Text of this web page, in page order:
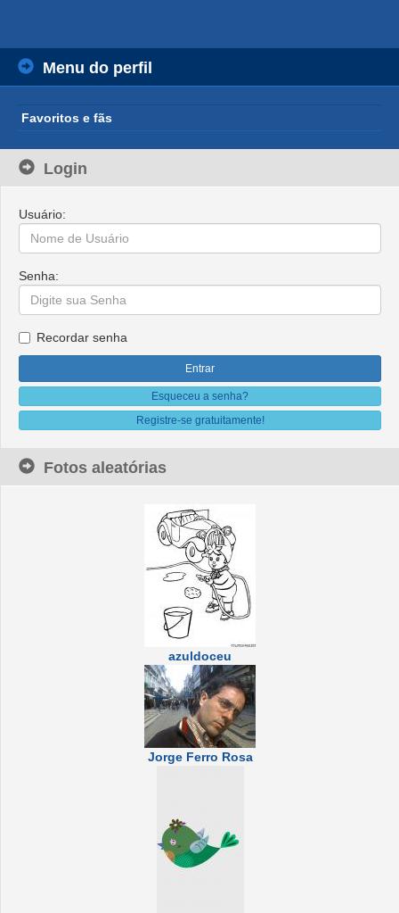
Menu do perfil
Favoritos e fãs
Login
Usuário:
Senha:
Recordar senha
Esqueceu a senha?
Registre-se gratuitamente!
Fotos aleatórias
azuldoceu
Jorge Ferro Rosa